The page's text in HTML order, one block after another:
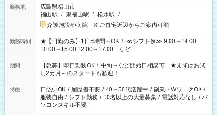
勤務地
広島県福山市
福山駅 / 東福山駅 / 松永駅 / …
介護施設や病院 ※ご自宅近辺からご案内可能
勤務時間
★【日勤のみ】1日5時間～OK！ ≪シフト例≫ 9:00～14:00
10:00～15:00 12:00～17:00 など
期間
【急募】即日勤務OK！中旬～など開始日相談可 ★まずはお試
し2カ月～のスタートも歓迎！
特徴 日払いOK / 履歴書不要 / 40～50代活躍中 / 副業・WワークOK /
服装自由 / シフト勤務 / 10名以上の大量募集 / 電話対応なし / パ
ソコンスキル不要